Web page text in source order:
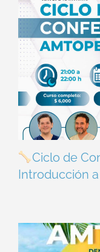
Ciclo de
Introducción